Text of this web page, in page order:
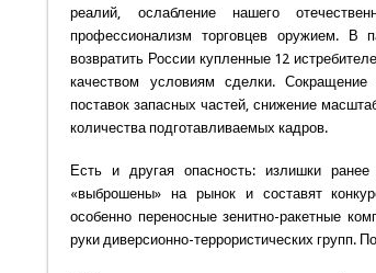
реалий, ослабление нашего
профессионализм торговцев оружием. В
возвратить России купленные 12
качеством условиям сделки.
поставок запасных частей, снижение
количества подготавливаемых кадров.
Есть и другая опасность: излишки ранее
«выброшены» на рынок и составят
особенно переносные зенитно-ракетные
руки диверсионно-террористических групп.